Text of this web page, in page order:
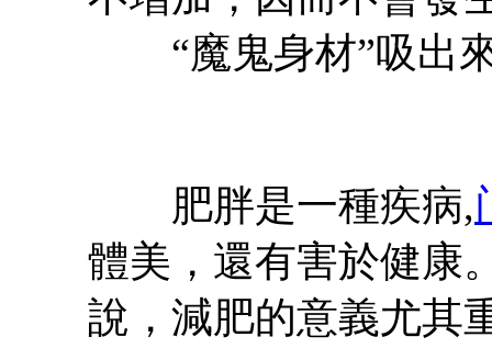
“魔鬼身材”吸出來
肥胖是一種疾病,
體美，還有害於健康
說，減肥的意義尤其